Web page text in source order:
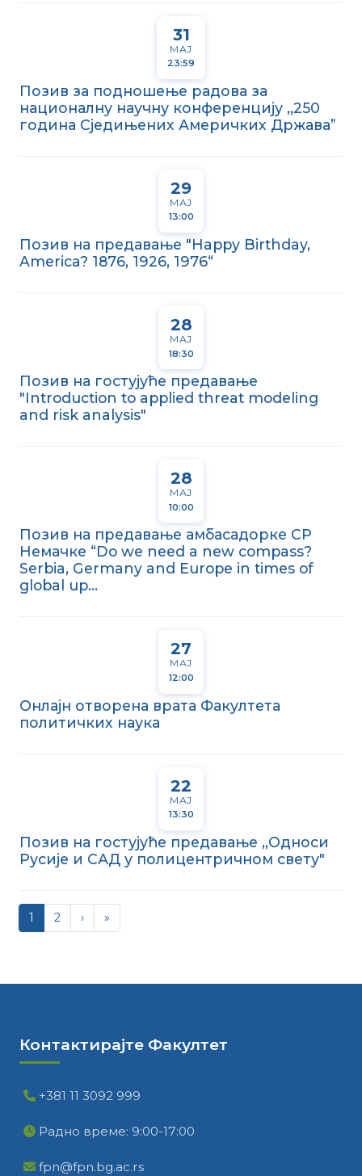
31
МАЈ
23:59
Позив за подношење радова за
националну научну конференцију ,,250
година Сједињених Америчких Држава”
29
МАЈ
13:00
Позив на предавање "Happy Birthday,
America? 1876, 1926, 1976“
28
МАЈ
18:30
Позив на гостујуће предавање
"Introduction to applied threat modeling
and risk analysis"
28
МАЈ
10:00
Позив на предавање амбасадорке СР
Немачке “Do we need a new compass?
Serbia, Germany and Europe in times of
global up...
27
МАЈ
12:00
Онлајн отворена врата Факултета
политичких наука
22
МАЈ
13:30
Позив на гостујуће предавање ,,Односи
Русије и САД у полицентричном свету"
1 2 › »
Контактирајте Факултет
+381 11 3092 999
Радно време: 9:00-17:00
fpn@fpn.bg.ac.rs